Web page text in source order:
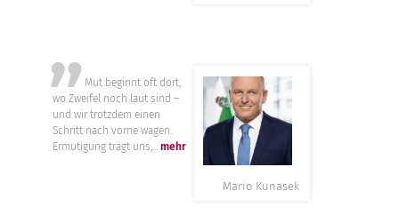
”
Mut beginnt oft dort,
wo Zweifel noch laut sind –
und wir trotzdem einen
Schritt nach vorne wagen.
Ermutigung trägt uns,...mehr
Mario Kunasek